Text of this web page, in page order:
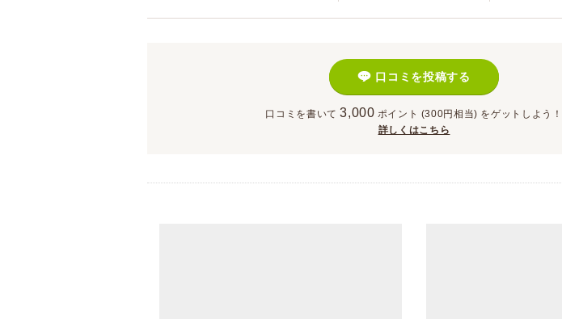
口コミを投稿する
口コミを書いて 3,000 ポイント (300円相当) をゲットしよう！
詳しくはこちら